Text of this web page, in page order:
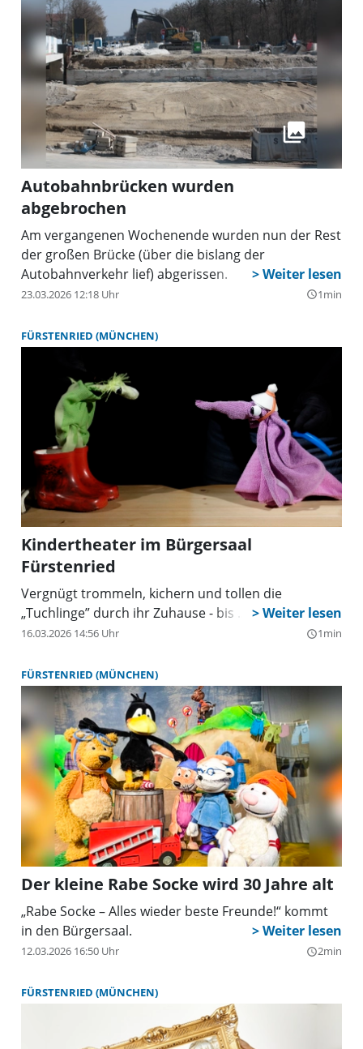
Autobahnbrücken wurden
abgebrochen
Am vergangenen Wochenende wurden nun der Rest
der großen Brücke (über die bislang der
Autobahnverkehr lief) abgerissen.
23.03.2026 12:18 Uhr query_builder1min
FÜRSTENRIED (MÜNCHEN)
Kindertheater im Bürgersaal
Fürstenried
Vergnügt trommeln, kichern und tollen die
„Tuchlinge” durch ihr Zuhause - bis ...
16.03.2026 14:56 Uhr query_builder1min
FÜRSTENRIED (MÜNCHEN)
Der kleine Rabe Socke wird 30 Jahre alt
„Rabe Socke – Alles wieder beste Freunde!“ kommt
in den Bürgersaal.
12.03.2026 16:50 Uhr query_builder2min
FÜRSTENRIED (MÜNCHEN)